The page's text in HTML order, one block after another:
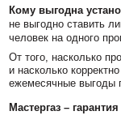
Кому выгодна
не выгодно ставить
человек на одного
От того, насколько
и насколько
ежемесячные выгоды
Мастергаз –